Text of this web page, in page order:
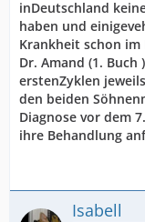
inDeutschland
haben und
Krankheit schon
Dr. Amand (1.
erstenZyklen
den beiden
Diagnose vor dem
ihre Behandlung
Isabell